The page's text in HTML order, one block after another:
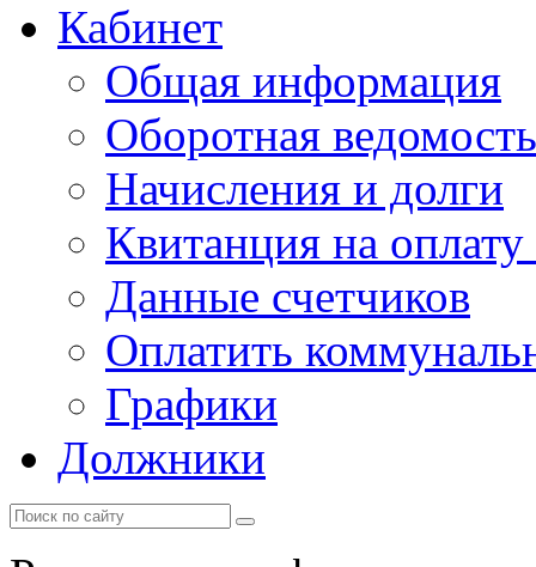
Кабинет
Общая информация
Оборотная ведомость
Начисления и долги
Квитанция на
Данные счетчиков
Оплатить
Графики
Должники